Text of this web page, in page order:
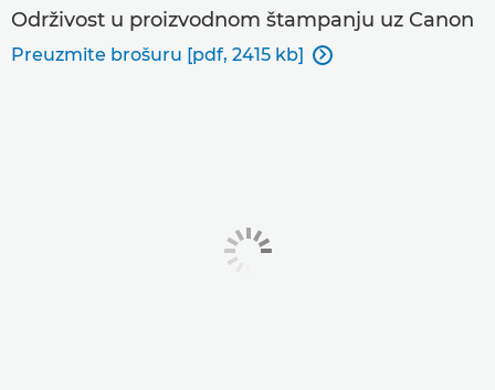
Održivost u proizvodnom štampanju uz Canon
Preuzmite brošuru [pdf, 2415 kb] 